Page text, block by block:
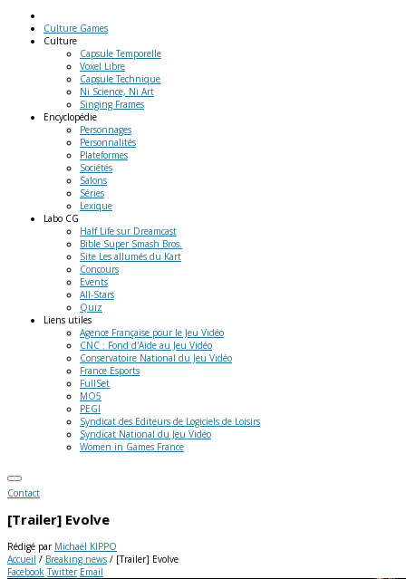
Culture Games
Culture
Capsule Temporelle
Voxel Libre
Capsule Technique
Ni Science, Ni Art
Singing Frames
Encyclopédie
Personnages
Personnalités
Plateformes
Sociétés
Salons
Séries
Lexique
Labo CG
Half Life sur Dreamcast
Bible Super Smash Bros.
Site Les allumés du Kart
Concours
Events
All-Stars
Quiz
Liens utiles
Agence Française pour le Jeu Vidéo
CNC : Fond d'Aide au Jeu Vidéo
Conservatoire National du Jeu Vidéo
France Esports
FullSet
MO5
PEGI
Syndicat des Editeurs de Logiciels de Loisirs
Syndicat National du Jeu Vidéo
Women in Games France
Contact
[Trailer] Evolve
Rédigé par Michaël KIPPO
Accueil / Breaking news / [Trailer] Evolve
Facebook Twitter Email